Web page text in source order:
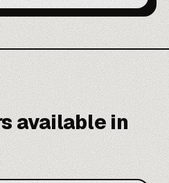
available in